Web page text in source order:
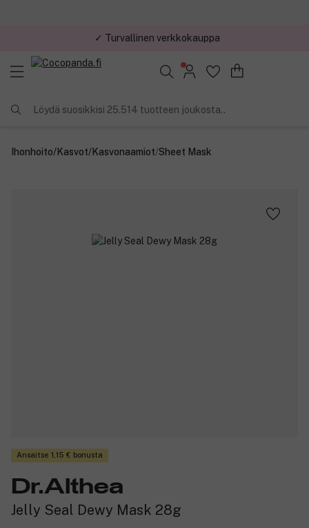
✓ Turvallinen verkkokauppa
Löydä suosikkisi 25.514 tuotteen joukosta..
Ihonhoito/Kasvot/Kasvonaamiot/Sheet Mask
Ansaitse 1,15 € bonusta
Dr.Althea
Jelly Seal Dewy Mask 28g